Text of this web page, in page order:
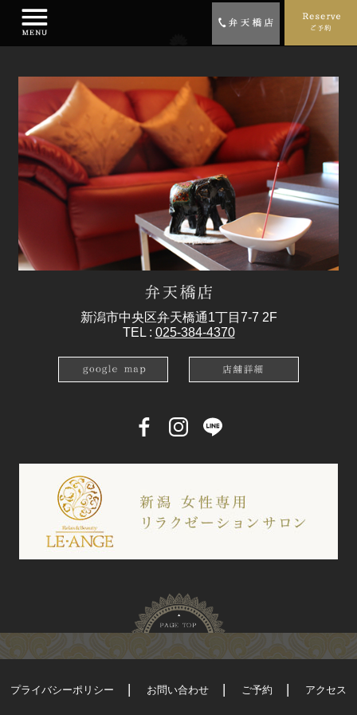
新潟市中央区弁天橋通1丁目7-7 2F
TEL : 025-384-4370
プライバシーポリシー お問い合わせ ご予約 アクセス